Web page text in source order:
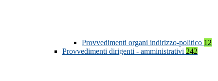
Provvedimenti organi indirizzo-politico 12
Provvedimenti dirigenti - amministrativi 242